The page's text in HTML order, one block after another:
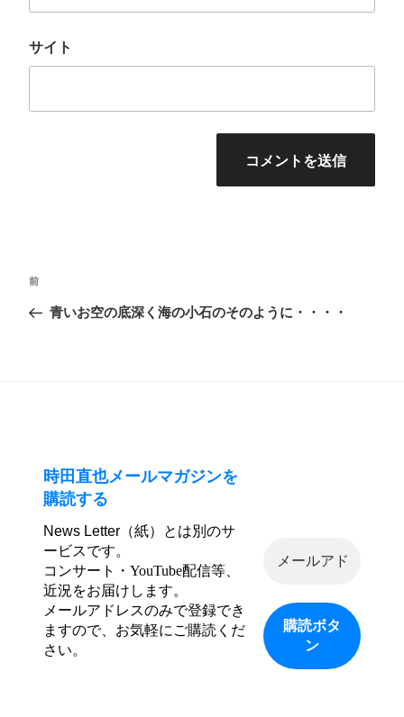
サイト
投
ナ
ン
前
の
前
青いお空の底深く海の小石のそのように・・・・
時田直也メールマガジンを
購読する
News Letter（紙）とは別のサ
ービスです。
コンサート・YouTube配信等、
近況をお届けします。
メールアドレスのみで登録でき
ますので、お気軽にご購読くだ
さい。